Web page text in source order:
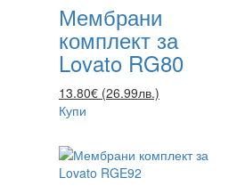
Мембрани
комплект за
Lovato RG80
13.80€ (26.99лв.)
Купи